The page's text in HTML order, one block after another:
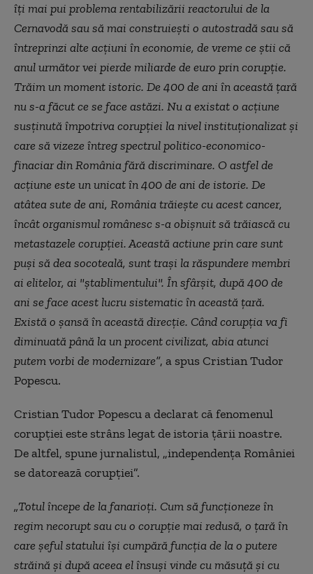
îți mai pui problema rentabilizării reactorului de la
Cernavodă sau să mai construiești o autostradă sau să
întreprinzi alte acțiuni în economie, de vreme ce știi că
anul următor vei pierde miliarde de euro prin corupție.
Trăim un moment istoric. De 400 de ani în această țară
nu s-a făcut ce se face astăzi. Nu a existat o acțiune
susținută împotriva corupției la nivel instituționalizat și
care să vizeze întreg spectrul politico-economico-
finaciar din România fără discriminare. O astfel de
acțiune este un unicat în 400 de ani de istorie. De
atâtea sute de ani, România trăiește cu acest cancer,
încât organismul românesc s-a obișnuit să trăiască cu
metastazele corupției.Această actiune prin care sunt
puși să dea socoteală, sunt trași la răspundere membri
ai elitelor, ai "ştablimentului". În sfârșit, după 400 de
ani se face acest lucru sistematic în această ţară.
Există o șansă în această direcție. Când corupția va fi
diminuată până la un procent civilizat, abia atunci
putem vorbi de modernizare”, a spus Cristian Tudor
Popescu.
Cristian Tudor Popescu a declarat că fenomenul
corupției este strâns legat de istoria țării noastre.
De altfel, spune jurnalistul, „independența României
se datorează corupției”.
„Totul începe de la fanarioţi. Cum să funcţioneze în
regim necorupt sau cu o corupție mai redusă, o ţară în
care şeful statului își cumpără funcția de la o putere
străină și după aceea el însuși vinde cu măsuţă și cu